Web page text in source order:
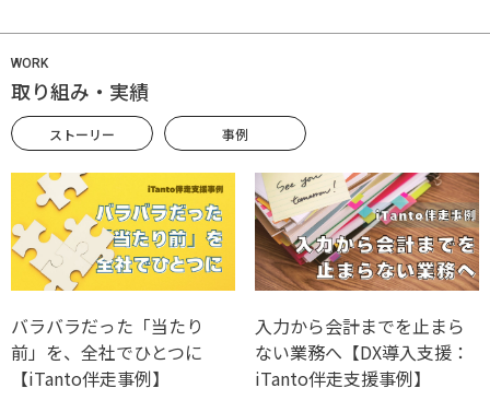
WORK
取り組み・実績
ストーリー 事例
バラバラだった「当たり
前」を、全社でひとつに
【iTanto伴走事例】
入力から会計までを止まら
ない業務へ【DX導入支援：
iTanto伴走支援事例】